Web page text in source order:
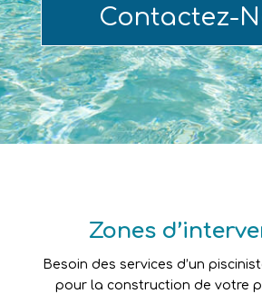
Contactez-
Zones
Besoin des services d’un
pour la construction de votre